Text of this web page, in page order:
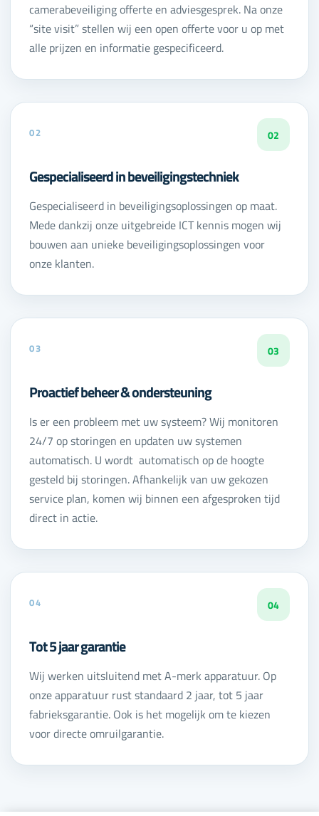
camerabeveiliging offerte en adviesgesprek. Na onze
“site visit” stellen wij een open offerte voor u op met
alle prijzen en informatie gespecificeerd.
02 02
Gespecialiseerd in beveiligingstechniek
Gespecialiseerd in beveiligingsoplossingen op maat.
Mede dankzij onze uitgebreide ICT kennis mogen wij
bouwen aan unieke beveiligingsoplossingen voor
onze klanten.
03 03
Proactief beheer & ondersteuning
Is er een probleem met uw systeem? Wij monitoren
24/7 op storingen en updaten uw systemen
automatisch. U wordt automatisch op de hoogte
gesteld bij storingen. Afhankelijk van uw gekozen
service plan, komen wij binnen een afgesproken tijd
direct in actie.
04 04
Tot 5 jaar garantie
Wij werken uitsluitend met A-merk apparatuur. Op
onze apparatuur rust standaard 2 jaar, tot 5 jaar
fabrieksgarantie. Ook is het mogelijk om te kiezen
voor directe omruilgarantie.